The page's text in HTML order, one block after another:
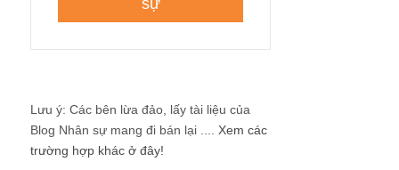
Lưu ý: Các bên lừa đảo, lấy tài liệu của
Blog Nhân sự mang đi bán lại .... Xem các
trường hợp khác ở đây!